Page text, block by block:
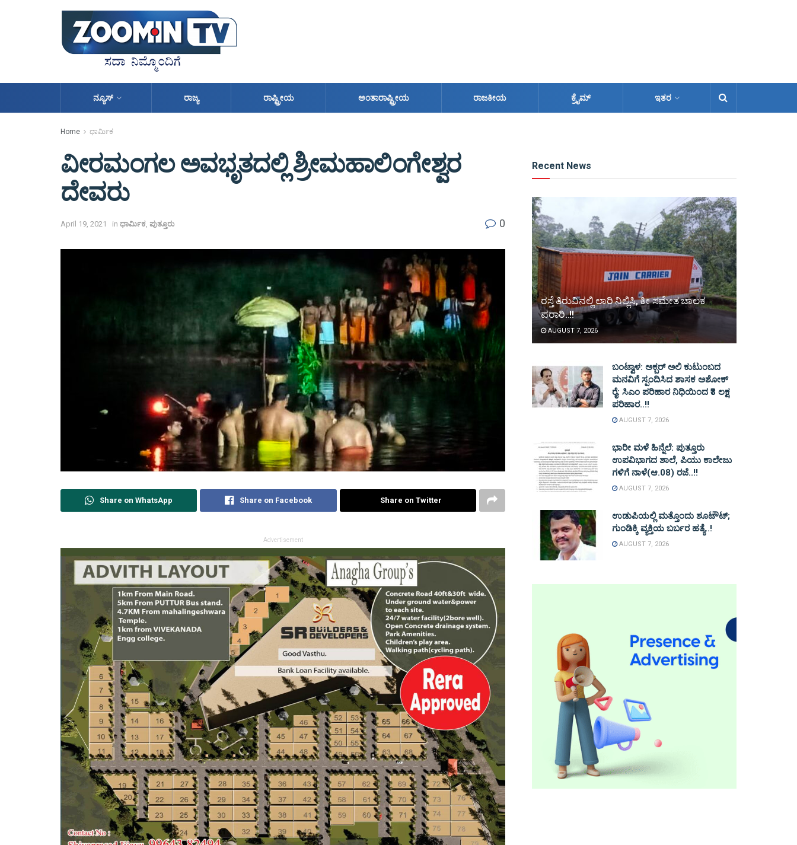
ನ್ಯೂಸ್ ರಾಜ್ಯ ರಾಷ್ಟ್ರೀಯ ಅಂತಾರಾಷ್ಟ್ರೀಯ ರಾಜಕೀಯ ಕ್ರೈಮ್ ಇತರ
Home ಧಾರ್ಮಿಕ
ವೀರಮಂಗಲ ಅವಭೃತದಲ್ಲಿ ಶ್ರೀ‌ಮಹಾಲಿಂಗೇಶ್ವರ
ದೇವರು
April 19, 2021 in ಧಾರ್ಮಿಕ ಪುತ್ತೂರು 0
Share on WhatsApp Share on Facebook Share on Twitter
Advertisement
Recent News
ರಸ್ತೆ ತಿರುವಿನಲ್ಲಿ ಲಾರಿ ನಿಲ್ಲಿಸಿ, ಕೀ ಸಮೇತ ಚಾಲಕ
ಪರಾರಿ..!!
AUGUST 7, 2026
ಬಂಟ್ವಾಳ: ಅಕ್ಬರ್ ಅಲಿ ಕುಟುಂಬದ
ಮನವಿಗೆ ಸ್ಪಂದಿಸಿದ ಶಾಸಕ ಅಶೋಕ್
ರೈ: ಸಿಎಂ ಪರಿಹಾರ ನಿಧಿಯಿಂದ ₹3 ಲಕ್ಷ
ಪರಿಹಾರ..!!
AUGUST 7, 2026
ಭಾರೀ ಮಳೆ ಹಿನ್ನೆಲೆ: ಪುತ್ತೂರು
ಉಪವಿಭಾಗದ ಶಾಲೆ, ಪಿಯು ಕಾಲೇಜು
ಗಳಿಗೆ ನಾಳೆ(ಆ.08) ರಜೆ..!!
AUGUST 7, 2026
ಉಡುಪಿಯಲ್ಲಿ ಮತ್ತೊಂದು ಶೂಟೌಟ್‌;
ಗುಂಡಿಕ್ಕಿ ವ್ಯಕ್ತಿಯ ಬರ್ಬರ ಹತ್ಯೆ..!
AUGUST 7, 2026